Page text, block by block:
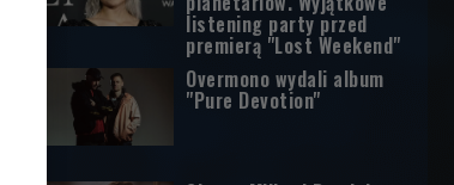
listening party przed
premierą "Lost Weekend"
Overmono wydali album
"Pure Devotion"